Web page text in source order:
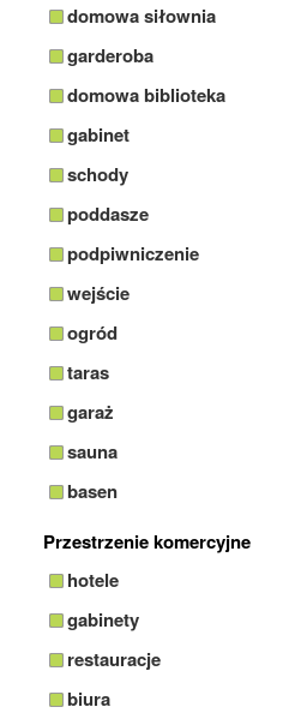
domowa siłownia
garderoba
domowa biblioteka
gabinet
schody
poddasze
podpiwniczenie
wejście
ogród
taras
garaż
sauna
basen
Przestrzenie komercyjne
hotele
gabinety
restauracje
biura